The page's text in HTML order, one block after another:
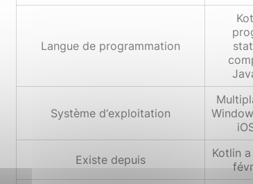
Langue de programmation
Système d‘exploitation
Existe depuis
Kotlin